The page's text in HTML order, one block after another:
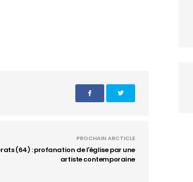
PROCHAIN ARCTICLE
(64) : profanation de l'église par une
artiste contemporaine